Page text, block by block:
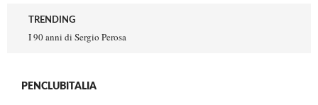
content
TRENDING
I 90 anni di Sergio Perosa
PENCLUBITALIA